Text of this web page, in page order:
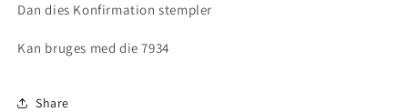
Dan dies Konfirmation stempler
Kan bruges med die 7934
Share